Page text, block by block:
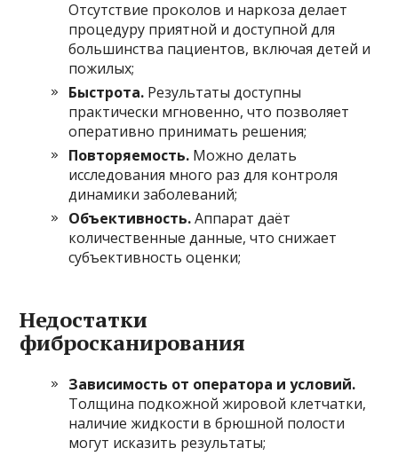
Отсутствие проколов и наркоза делает
процедуру приятной и доступной для
большинства пациентов, включая детей и
пожилых;
Быстрота. Результаты доступны
практически мгновенно, что позволяет
оперативно принимать решения;
Повторяемость. Можно делать
исследования много раз для контроля
динамики заболеваний;
Объективность.Аппарат даёт
количественные данные, что снижает
субъективность оценки;
Недостатки
фибросканирования
Зависимость от оператора и условий.
Толщина подкожной жировой клетчатки,
наличие жидкости в брюшной полости
могут исказить результаты;